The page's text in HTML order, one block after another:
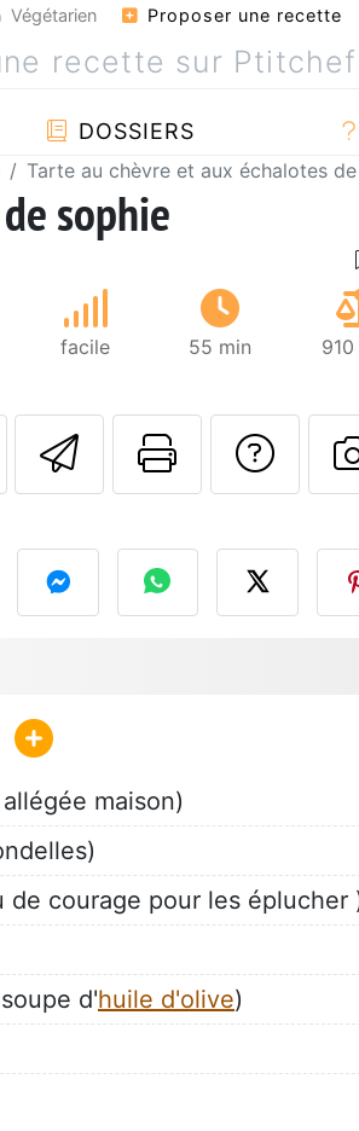
Végétarien Proposer une recette
DOSSIERS
Tarte au chèvre et aux échalotes
sophie
facile 55 min 910
Envoyer cette
maison)
courage pour les éplucher
d'huile d'olive)